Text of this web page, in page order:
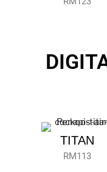
TITAN
RM113